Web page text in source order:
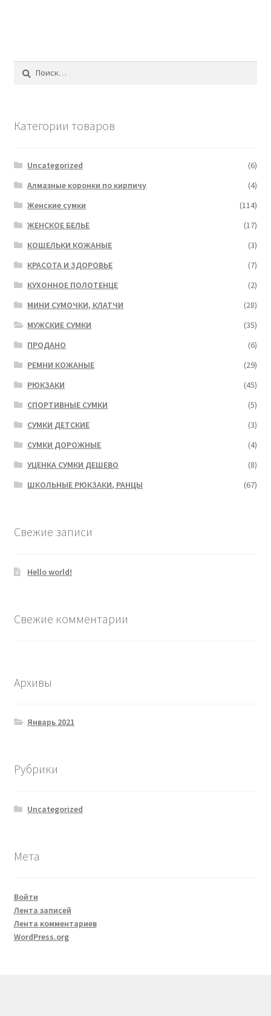
Найти:
Категории товаров
Uncategorized
(6)
Алмазные коронки по кирпичу
(4)
Женские сумки
(114)
ЖЕНСКОЕ БЕЛЬЕ
(17)
КОШЕЛЬКИ КОЖАНЫЕ
(3)
КРАСОТА И ЗДОРОВЬЕ
(7)
КУХОННОЕ ПОЛОТЕНЦЕ
(2)
МИНИ СУМОЧКИ, КЛАТЧИ
(28)
МУЖСКИЕ СУМКИ
(35)
ПРОДАНО
(6)
РЕМНИ КОЖАНЫЕ
(29)
РЮКЗАКИ
(45)
СПОРТИВНЫЕ СУМКИ
(5)
СУМКИ ДЕТСКИЕ
(3)
СУМКИ ДОРОЖНЫЕ
(4)
УЦЕНКА СУМКИ ДЕШЕВО
(8)
ШКОЛЬНЫЕ РЮКЗАКИ, РАНЦЫ
(67)
Свежие записи
Hello world!
Свежие комментарии
Архивы
Январь 2021
Рубрики
Uncategorized
Мета
Войти
Лента записей
Лента комментариев
WordPress.org